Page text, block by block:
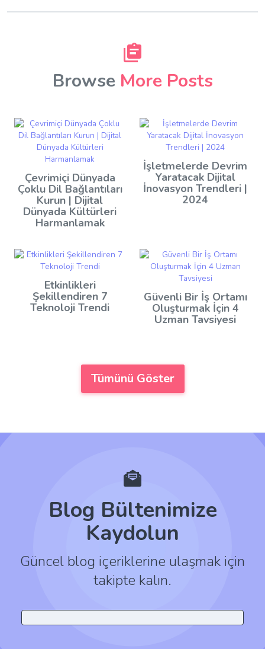
Browse More Posts
Çevrimiçi Dünyada
Çoklu Dil Bağlantıları
Kurun | Dijital
Dünyada Kültürleri
Harmanlamak
İşletmelerde Devrim
Yaratacak Dijital
İnovasyon Trendleri |
2024
Etkinlikleri
Şekillendiren 7
Teknoloji Trendi
Güvenli Bir İş Ortamı
Oluşturmak İçin 4
Uzman Tavsiyesi
Tümünü Göster
Blog Bültenimize
Kaydolun
Güncel blog içeriklerine ulaşmak için
takipte kalın.